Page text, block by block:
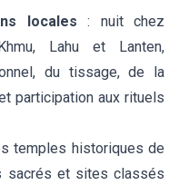
locales : nuit chez
Lahu et Lanten,
du tissage, de la
participation aux rituels
temples historiques de
sacrés et sites classés